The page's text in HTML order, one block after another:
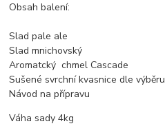
Obsah balení:
Slad pale ale
Slad mnichovský
Aromatcký chmel Cascade
Sušené svrchní kvasnice dle výběru
Návod na přípravu
Váha sady 4kg